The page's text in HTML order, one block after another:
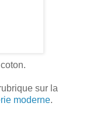
sur la
moderne.